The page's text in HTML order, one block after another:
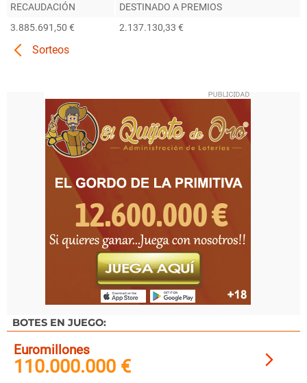
RECAUDACIÓN
DESTINADO A PREMIOS
3.885.691,50 €
2.137.130,33 €
BOTES EN JUEGO:
Euromillones
110.000.000 €